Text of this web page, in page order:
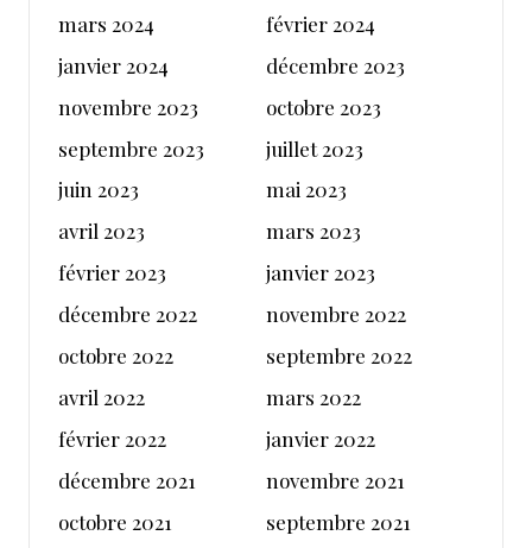
mars 2024
février 2024
janvier 2024
décembre 2023
novembre 2023
octobre 2023
septembre 2023
juillet 2023
juin 2023
mai 2023
avril 2023
mars 2023
février 2023
janvier 2023
décembre 2022
novembre 2022
octobre 2022
septembre 2022
avril 2022
mars 2022
février 2022
janvier 2022
décembre 2021
novembre 2021
octobre 2021
septembre 2021